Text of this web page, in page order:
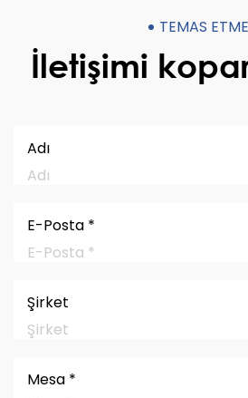
TEMAS
İletişimi
Adı
E-Posta *
Şirket
Mesa *